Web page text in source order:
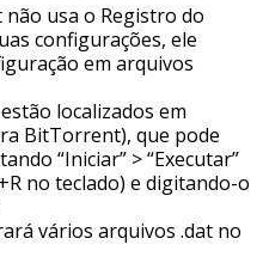
usa o Registro do
configurações, ele
em arquivos
localizados em
BitTorrent), que pode
“Iniciar” > “Executar”
no teclado) e digitando-o
vários arquivos .dat no